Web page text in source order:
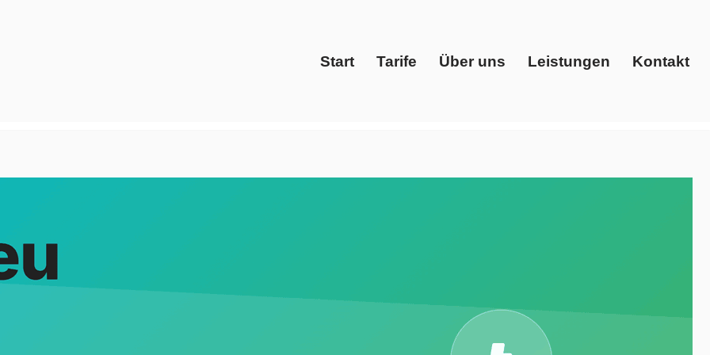
Start Tarife Über uns Leistungen Kontakt